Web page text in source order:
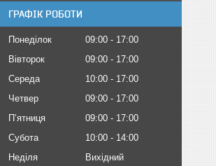
ГРАФІК РОБОТИ
Понеділок 09:00
17:00
Вівторок
09:00
17:00
Середа
10:00
17:00
Четвер
09:00
17:00
Пʼятниця
09:00
17:00
Субота
10:00
14:00
Неділя
Вихідний